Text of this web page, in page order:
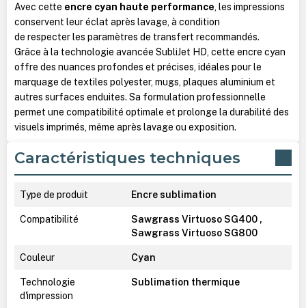
Avec cette encre cyan haute performance, les impressions
conservent leur éclat après lavage, à condition
de respecter les paramètres de transfert recommandés.
Grâce à la technologie avancée SubliJet HD, cette encre cyan
offre des nuances profondes et précises, idéales pour le
marquage de textiles polyester, mugs, plaques aluminium et
autres surfaces enduites. Sa formulation professionnelle
permet une compatibilité optimale et prolonge la durabilité des
visuels imprimés, même après lavage ou exposition.
Caractéristiques techniques
Type de produit Encre sublimation
Compatibilité
Sawgrass Virtuoso SG400 ,
Sawgrass Virtuoso SG800
Couleur Cyan
Technologie
d'impression
Sublimation thermique